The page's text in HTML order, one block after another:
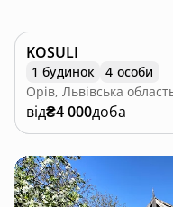
KOSULI
1 будинок
4 особи
Орів, Львівська
від₴4 000доба